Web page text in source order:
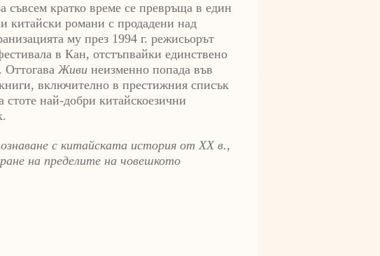
съвсем кратко време се превръща в един
китайски романи с продадени над
му през 1994 г. режисьорът
в Кан, отстъпвайки единствено
ОттогаваЖиви неизменно попада във
включително в престижния списък
стоте най-добри китайскоезични
с китайската история от ХХ в.,
на пределите на човешкото